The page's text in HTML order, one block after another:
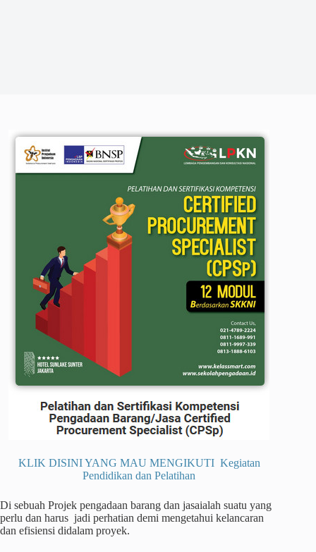
KLIK DISINI YANG MAU MENGIKUTI Kegiatan
Pendidikan dan Pelatihan
Di sebuah Projek pengadaan barang dan jasaialah suatu yang
perlu dan harus jadi perhatian demi mengetahui kelancaran
dan efisiensi didalam proyek.